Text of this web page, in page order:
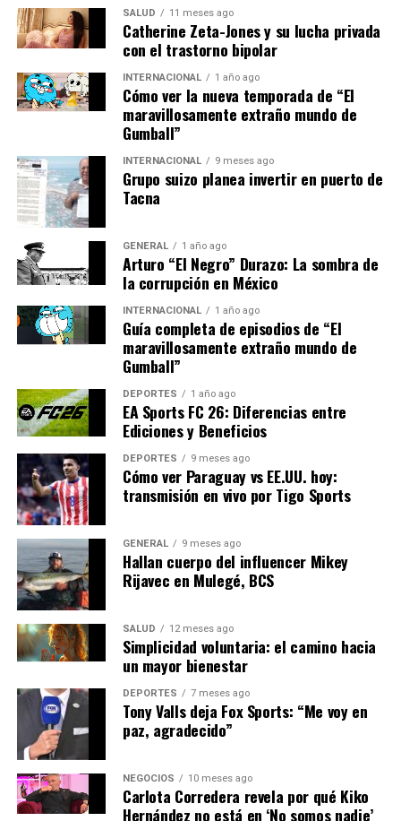
Además, la Agencia Internacional de Energía (AIE) ha
recomendado que los países europeos aumenten sus
reservas estratégicas de gas y aceleren la
implementación de tecnologías de almacenamiento de
energía renovable.
Impactos Económicos y
Sociales
El impacto económico de la crisis energética es
significativo. Las industrias intensivas en energía, como
la manufactura y la producción de acero, han visto
aumentar sus costos operativos, lo que podría llevar a
cierres temporales o permanentes. Para los
consumidores, las facturas de energía más altas están
erosionando el poder adquisitivo, lo que podría afectar
el consumo general y ralentizar el crecimiento
económico.
ha llevado a un incremento en la pobreza energética,
donde los hogares no pueden permitirse calentar
adecuadamente sus viviendas. Esto es particularmente
preocupante en los meses de invierno y en regiones con
climas más fríos.
Soluciones y Perspectivas
Futuras
Para abordar la crisis, la Unión Europea está
considerando varias estrategias. Entre ellas, el impulso a
las energías renovables, como la solar y eólica, y el
desarrollo de una red eléctrica más integrada entre los
países miembros para mejorar la resiliencia energética.
La presidenta de la Comisión Europea, Ursula von der
SALUD 11 meses ago
Catherine Zeta-Jones y su lucha privada
con el trastorno bipolar
INTERNACIONAL 1 año ago
Cómo ver la nueva temporada de “El
maravillosamente extraño mundo de
Gumball”
INTERNACIONAL 9 meses ago
Grupo suizo planea invertir en puerto de
Tacna
GENERAL 1 año ago
Arturo “El Negro” Durazo: La sombra de
la corrupción en México
INTERNACIONAL 1 año ago
Guía completa de episodios de “El
maravillosamente extraño mundo de
Gumball”
DEPORTES 1 año ago
EA Sports FC 26: Diferencias entre
Ediciones y Beneficios
DEPORTES 9 meses ago
Cómo ver Paraguay vs EE.UU. hoy:
transmisión en vivo por Tigo Sports
GENERAL 9 meses ago
Hallan cuerpo del influencer Mikey
Rijavec en Mulegé, BCS
SALUD 12 meses ago
Simplicidad voluntaria: el camino hacia
un mayor bienestar
DEPORTES 7 meses ago
Tony Valls deja Fox Sports: “Me voy en
paz, agradecido”
NEGOCIOS 10 meses ago
Carlota Corredera revela por qué Kiko
Hernández no está en ‘No somos nadie’